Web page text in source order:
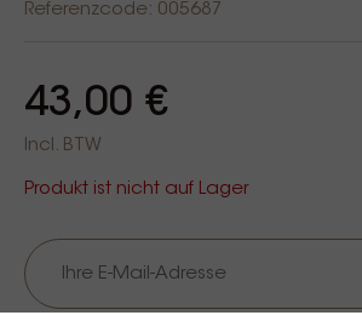
Referenzcode: 005687
43,00 €
Incl. BTW
Produkt ist nicht auf Lager